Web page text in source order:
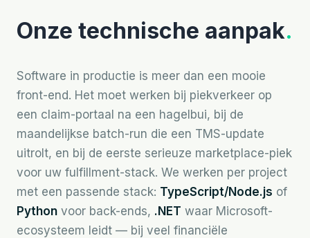
Onze technische aanpak.
Software in productie is meer dan een mooie
front-end. Het moet werken bij piekverkeer op
een claim-portaal na een hagelbui, bij de
maandelijkse batch-run die een TMS-update
uitrolt, en bij de eerste serieuze marketplace-piek
voor uw fulfillment-stack. We werken per project
met een passende stack: TypeScript/Node.js of
Python voor back-ends, .NET waar Microsoft-
ecosysteem leidt — bij veel financiële